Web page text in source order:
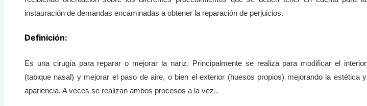
instauración de demandas encaminadas a obtener la reparación de perjuicios.
Definición:
Es una cirugía para reparar o mejorar la nariz. Principalmente se realiza para modificar el interior
(tabique nasal) y mejorar el paso de aire, o bien el exterior (huesos propios) mejorando la estética y
apariencia. A veces se realizan ambos procesos a la vez..